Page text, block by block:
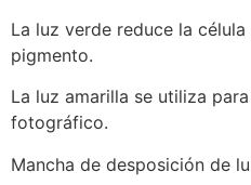
La luz verde reduce la
pigmento.
La luz amarilla se utiliza
fotográfico.
Mancha de desposición de